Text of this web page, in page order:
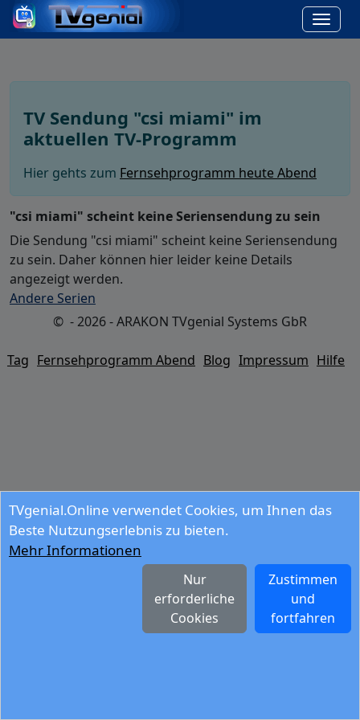
TVgenial.Online verwendet Cookies, um Ihnen das
Beste Nutzungserlebnis zu bieten.
Mehr Informationen
Zustimmen
und
fortfahren
Nur
erforderliche
Cookies
TV Sendung "csi miami" im
aktuellen TV-Programm
Hier gehts zum Fernsehprogramm heute Abend
"csi miami" scheint keine Seriensendung zu sein
Die Sendung "csi miami" scheint keine Seriensendung
zu sein. Daher können hier leider keine Details
angezeigt werden.
Andere Serien
© - 2026 - ARAKON TVgenial Systems GbR
Tag Fernsehprogramm Abend Blog Impressum Hilfe